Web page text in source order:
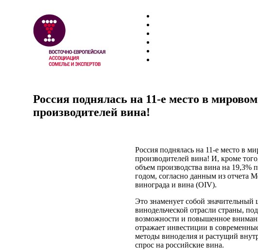
Россия поднялась на 11-е место в
производителей вина!
Россия поднялась на 11-е место в
производителей вина! И, кроме
объем производства вина на
годом, согласно данным из отчета
винограда и вина (OIV).
Это знаменует собой значительный
винодельческой отрасли страны,
возможности и повышенное
отражает инвестиции в
методы виноделия и растущий
спрос на российские вина.